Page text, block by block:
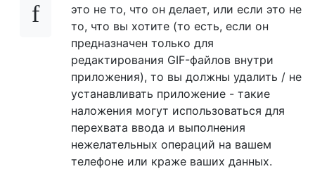
это не то, что он делает, или если это не
то, что вы хотите (то есть, если он
предназначен только для
редактирования GIF-файлов внутри
приложения), то вы должны удалить / не
устанавливать приложение - такие
наложения могут использоваться для
перехвата ввода и выполнения
нежелательных операций на вашем
телефоне или краже ваших данных.